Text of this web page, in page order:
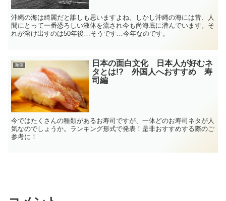
沖縄の海は綺麗だと誰しも思いますよね。しかし沖縄の海には昔、人
間にとって一番恐ろしい液体を流され今も尚海底に潜んでいます。そ
れが溶け出すのは50年後…そうです…今年なのです。
海藻
日本の面白文化 日本人が好むネ
タとは!? 外国人へおすすめ 寿
司編
今ではたくさんの種類があるお寿司ですが、一体どのお寿司ネタが人
気なのでしょうか。ランキング形式で発表！是非おすすめする際のご
参考に！